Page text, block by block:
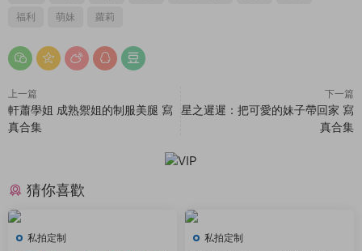
福利
萌妹 蘿莉
上一篇
軒蕭學姐 成熟禦姐的制服美腿 寫
真合集
下一篇
星之遲遲：把可愛的妹子帶回家 寫
真合集
猜你喜歡
私拍定制
私拍定制